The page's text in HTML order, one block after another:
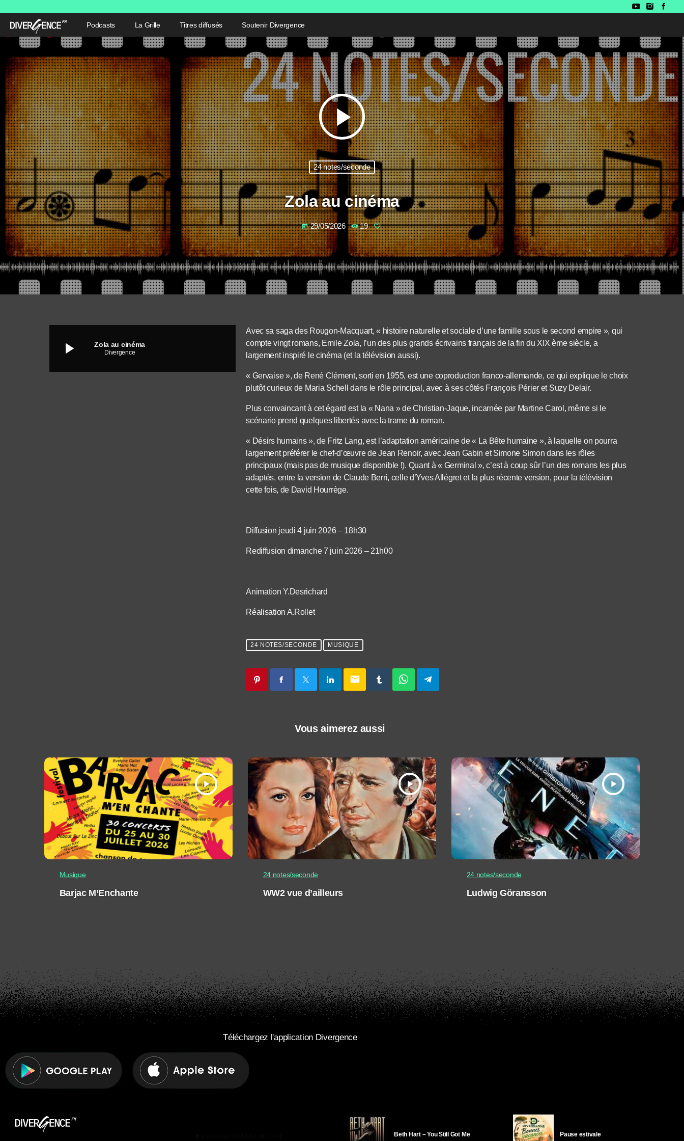
Podcasts La Grille Titres diffusés Soutenir Divergence
play_arrow
24 notes/seconde
Zola au cinéma
today 29/05/2026 19
play_arrow Zola au cinéma
Divergence
Avec sa saga des Rougon-Macquart, « histoire naturelle et sociale d’une famille sous le second empire », qui
compte vingt romans, Emile Zola, l’un des plus grands écrivains français de la fin du XIX ème siècle, a
largement inspiré le cinéma (et la télévision aussi).
« Gervaise », de René Clément, sorti en 1955, est une coproduction franco-allemande, ce qui explique le choix
plutôt curieux de Maria Schell dans le rôle principal, avec à ses côtés François Périer et Suzy Delair.
Plus convaincant à cet égard est la « Nana » de Christian-Jaque, incarnée par Martine Carol, même si le
scénario prend quelques libertés avec la trame du roman.
« Désirs humains », de Fritz Lang, est l’adaptation américaine de « La Bête humaine », à laquelle on pourra
largement préférer le chef-d’œuvre de Jean Renoir, avec Jean Gabin et Simone Simon dans les rôles
principaux (mais pas de musique disponible !). Quant à « Germinal », c’est à coup sûr l’un des romans les plus
adaptés, entre la version de Claude Berri, celle d’Yves Allégret et la plus récente version, pour la télévision
cette fois, de David Hourrège.
Diffusion jeudi 4 juin 2026 – 18h30
Rediffusion dimanche 7 juin 2026 – 21h00
Animation Y.Desrichard
Réalisation A.Rollet
24 NOTES/SECONDE MUSIQUE
email
Vous aimerez aussi
play_arrow
Musique
Barjac M’Enchante
play_arrow
24 notes/seconde
WW2 vue d’ailleurs
play_arrow
24 notes/seconde
Ludwig Göransson
Téléchargez l'application Divergence
Beth Hart – You Still Got Me Pause estivale